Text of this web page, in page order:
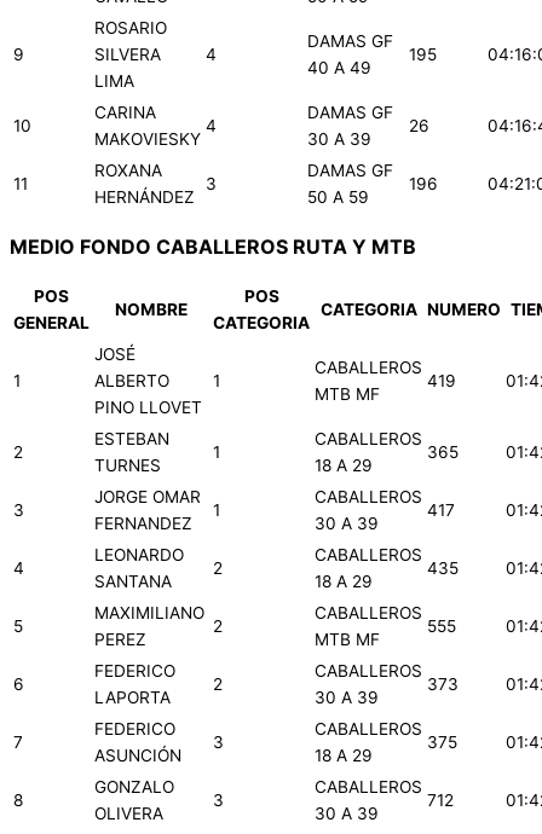
9
ROSARIO
SILVERA
LIMA
4
DAMAS GF
40 A 49
195
10
CARINA
MAKOVIESKY
4
DAMAS GF
30 A 39
26
11
ROXANA
HERNÁNDEZ
3
DAMAS GF
50 A 59
196
MEDIO FONDO CABALLEROS RUTA Y MTB
POS
GENERAL
NOMBRE
POS
CATEGORIA
CATEGORIA NUMERO
1
JOSÉ
ALBERTO
PINO LLOVET
1
CABALLEROS
MTB MF
419
2
ESTEBAN
TURNES
1
CABALLEROS
18 A 29
365
3
JORGE OMAR
FERNANDEZ
1
CABALLEROS
30 A 39
417
4
LEONARDO
SANTANA
2
CABALLEROS
18 A 29
435
5
MAXIMILIANO
PEREZ
2
CABALLEROS
MTB MF
555
6
FEDERICO
LAPORTA
2
CABALLEROS
30 A 39
373
7
FEDERICO
ASUNCIÓN
3
CABALLEROS
18 A 29
375
8
GONZALO
OLIVERA
3
CABALLEROS
30 A 39
712